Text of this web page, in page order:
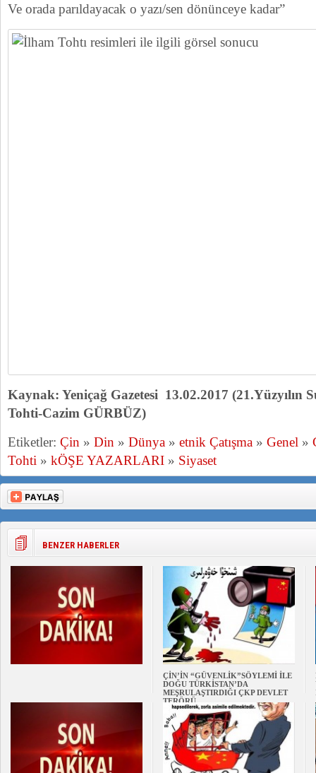
Ve orada parıldayacak o yazı/sen dönünceye kadar”
Kaynak: Yeniçağ Gazetesi 13.02.2017 (21.Yüzyılın
Tohti-Cazim GÜRBÜZ)
Etiketler: Çin » Din » Dünya » etnik Çatışma » Genel »
Tohti » kÖŞE YAZARLARI » Siyaset
BENZER HABERLER
ÇİN’İN “GÜVENLİK”SÖYLEMİ İLE
DOĞU TÜRKİSTAN’DA
MEŞRULAŞTIRDIĞI ÇKP DEVLET
TERÖRÜ